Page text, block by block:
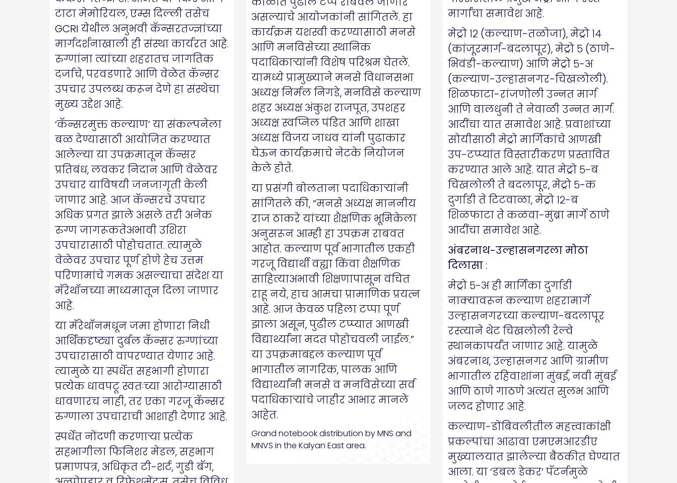
टाटा मेमोरियल, एम्स दिल्ली तसेच
GCRI येथील अनुभवी कॅन्सरतज्ज्ञांच्या
मार्गदर्शनाखाली ही संस्था कार्यरत आहे.
रुग्णांना त्यांच्या शहरातच जागतिक
दर्जाचे, परवडणारे आणि वेळेत कॅन्सर
उपचार उपलब्ध करून देणे हा संस्थेचा
मुख्य उद्देश आहे.
‘कॅन्सरमुक्त कल्याण’ या संकल्पनेला
बळ देण्यासाठी आयोजित करण्यात
आलेल्या या उपक्रमातून कॅन्सर
प्रतिबंध, लवकर निदान आणि वेळेवर
उपचार याविषयी जनजागृती केली
जाणार आहे. आज कॅन्सरचे उपचार
अधिक प्रगत झाले असले तरी अनेक
रुग्ण जागरूकतेअभावी उशिरा
उपचारासाठी पोहोचतात. त्यामुळे
वेळेवर उपचार पूर्ण होणे हेच उत्तम
परिणामांचे गमक असल्याचा संदेश या
मॅरेथॉनच्या माध्यमातून दिला जाणार
आहे.
या मॅरेथॉनमधून जमा होणारा निधी
आर्थिकदृष्ट्या दुर्बल कॅन्सर रुग्णांच्या
उपचारासाठी वापरण्यात येणार आहे.
त्यामुळे या स्पर्धेत सहभागी होणारा
प्रत्येक धावपटू स्वतःच्या आरोग्यासाठी
धावणारच नाही, तर एका गरजू कॅन्सर
रुग्णाला उपचाराची आशाही देणार आहे.
स्पर्धेत नोंदणी करणाऱ्या प्रत्येक
सहभागीला फिनिशर मेडल, सहभाग
प्रमाणपत्र, अधिकृत टी-शर्ट, गुडी बॅग,
असल्याचे आयोजकांनी सांगितले. हा
कार्यक्रम यशस्वी करण्यासाठी मनसे
आणि मनविसेच्या स्थानिक
पदाधिकाऱ्यांनी विशेष परिश्रम घेतले.
यामध्ये प्रामुख्याने मनसे विधानसभा
अध्यक्ष निर्मल निगडे, मनविसे कल्याण
शहर अध्यक्ष अंकुश राजपूत, उपशहर
अध्यक्ष स्वप्निल पंडित आणि शाखा
अध्यक्ष विजय जाधव यांनी पुढाकार
घेऊन कार्यक्रमाचे नेटके नियोजन
केले होते.
या प्रसंगी बोलताना पदाधिकाऱ्यांनी
सांगितले की, “मनसे अध्यक्ष माननीय
राज ठाकरे यांच्या शैक्षणिक भूमिकेला
अनुसरून आम्ही हा उपक्रम राबवत
आहोत. कल्याण पूर्व भागातील एकही
गरजू विद्यार्थी वह्या किंवा शैक्षणिक
साहित्याअभावी शिक्षणापासून वंचित
राहू नये, हाच आमचा प्रामाणिक प्रयत्न
आहे. आज केवळ पहिला टप्पा पूर्ण
झाला असून, पुढील टप्प्यात आणखी
विद्यार्थ्यांना मदत पोहोचवली जाईल.”​
या उपक्रमाबद्दल कल्याण पूर्व
भागातील नागरिक, पालक आणि
विद्यार्थ्यांनी मनसे व मनविसेच्या सर्व
पदाधिकाऱ्यांचे जाहीर आभार मानले
आहेत.
Grand notebook distribution by MNS and
MNVS in the Kalyan East area.
मार्गांचा समावेश आहे.
मेट्रो १२ (कल्याण-तळोजा), मेट्रो १४
(कांजूरमार्ग-बदलापूर), मेट्रो ५ (ठाणे-
भिवंडी-कल्याण) आणि मेट्रो ५-अ
(कल्याण-उल्हासनगर-चिखलोली).
शिळफाटा-रांजणोली उन्नत मार्ग
आणि वालधुनी ते नेवाळी उन्नत मार्ग.
आदींचा यात समावेश आहे. प्रवाशांच्या
सोयीसाठी मेट्रो मार्गिकांचे आणखी
उप-टप्प्यांत विस्तारीकरण प्रस्तावित
करण्यात आले आहे. यात ​मेट्रो ५-ब
चिखलोली ते बदलापूर, ​मेट्रो ५-क
दुर्गाडी ते टिटवाळा, ​मेट्रो १२-ब
शिळफाटा ते कळवा-मुंब्रा मार्गे ठाणे
आदींचा समावेश आहे.
​अंबरनाथ-उल्हासनगरला मोठा
दिलासा:
मेट्रो ५-अ ही मार्गिका दुर्गाडी
नाक्यावरून कल्याण शहरामार्गे
उल्हासनगरच्या कल्याण-बदलापूर
रस्त्याने थेट चिखलोली रेल्वे
स्थानकापर्यंत जाणार आहे. यामुळे
अंबरनाथ, उल्हासनगर आणि ग्रामीण
भागातील रहिवाशांना मुंबई, नवी मुंबई
आणि ठाणे गाठणे अत्यंत सुलभ आणि
जलद होणार आहे.
​कल्याण-डोंबिवलीतील महत्त्वाकांक्षी
प्रकल्पांचा आढावा एमएमआरडीए
मुख्यालयात झालेल्या बैठकीत घेण्यात
आला. या ‘डबल डेकर’ पॅटर्नमुळे